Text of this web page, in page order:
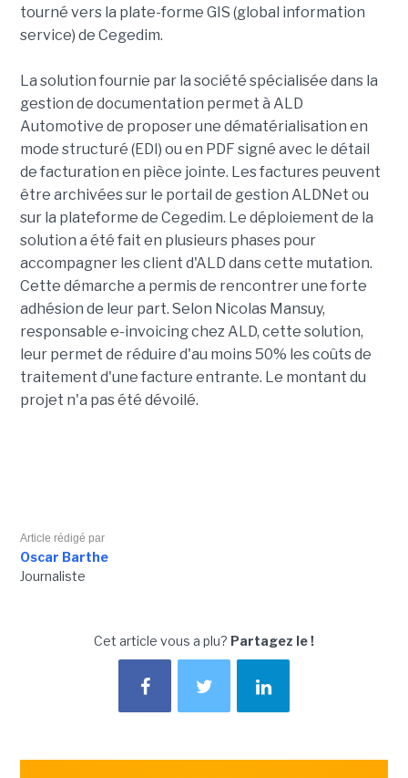
tourné vers la plate-forme GIS (global information
service) de Cegedim.
La solution fournie par la société spécialisée dans la
gestion de documentation permet à ALD
Automotive de proposer une dématérialisation en
mode structuré (EDI) ou en PDF signé avec le détail
de facturation en pièce jointe. Les factures peuvent
être archivées sur le portail de gestion ALDNet ou
sur la plateforme de Cegedim. Le déploiement de la
solution a été fait en plusieurs phases pour
accompagner les client d'ALD dans cette mutation.
Cette démarche a permis de rencontrer une forte
adhésion de leur part. Selon Nicolas Mansuy,
responsable e-invoicing chez ALD, cette solution,
leur permet de réduire d'au moins 50% les coûts de
traitement d'une facture entrante. Le montant du
projet n'a pas été dévoilé.
Article rédigé par
Oscar Barthe
Journaliste
Cet article vous a plu? Partagez le !